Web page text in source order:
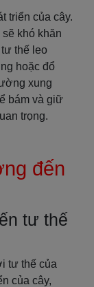
triển của cây.
khó khăn
thế leo
hoặc đổ
xung
bám và giữ
trọng.
đến
tư thế
tư thế của
của cây,